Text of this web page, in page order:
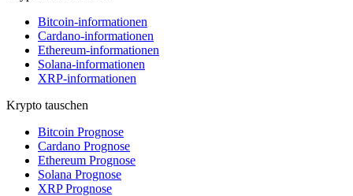
Bitcoin-informationen
Cardano-informationen
Ethereum-informationen
Solana-informationen
XRP-informationen
Krypto tauschen
Bitcoin Prognose
Cardano Prognose
Ethereum Prognose
Solana Prognose
XRP Prognose